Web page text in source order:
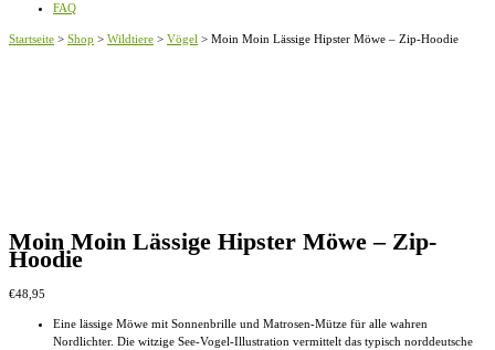
FAQ
Startseite > Shop > Wildtiere > Vögel > Moin Moin Lässige Hipster Möwe – Zip-Hoodie
Moin Moin Lässige Hipster Möwe – Zip-
Hoodie
€48,95
Eine lässige Möwe mit Sonnenbrille und Matrosen-Mütze für alle wahren
Nordlichter. Die witzige See-Vogel-Illustration vermittelt das typisch norddeutsche